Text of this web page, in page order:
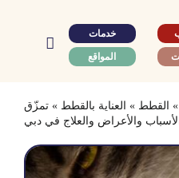
خدمات
المواقع
» القطط » العناية بالقطط »تمزّق
والأعراض والعلاج في دبي